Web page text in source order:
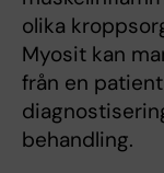
olika
Myosit kan
från en
behandling.